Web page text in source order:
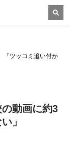
ツッコミ追い付か
動画に約3
」